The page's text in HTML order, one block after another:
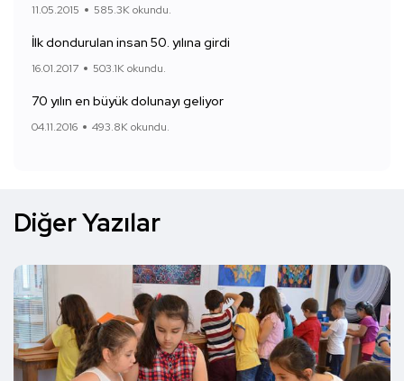
11.05.2015 585.3K okundu.
İlk dondurulan insan 50. yılına girdi
16.01.2017 503.1K okundu.
70 yılın en büyük dolunayı geliyor
04.11.2016 493.8K okundu.
Diğer Yazılar